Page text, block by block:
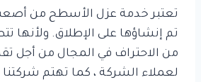
تعتبر خدمة عزل الأسطح من
تم إنشاؤها على الإطلاق. ولأنها
من الاحتراف في المجال من أجل
لعملاء الشركة ، كما تهتم